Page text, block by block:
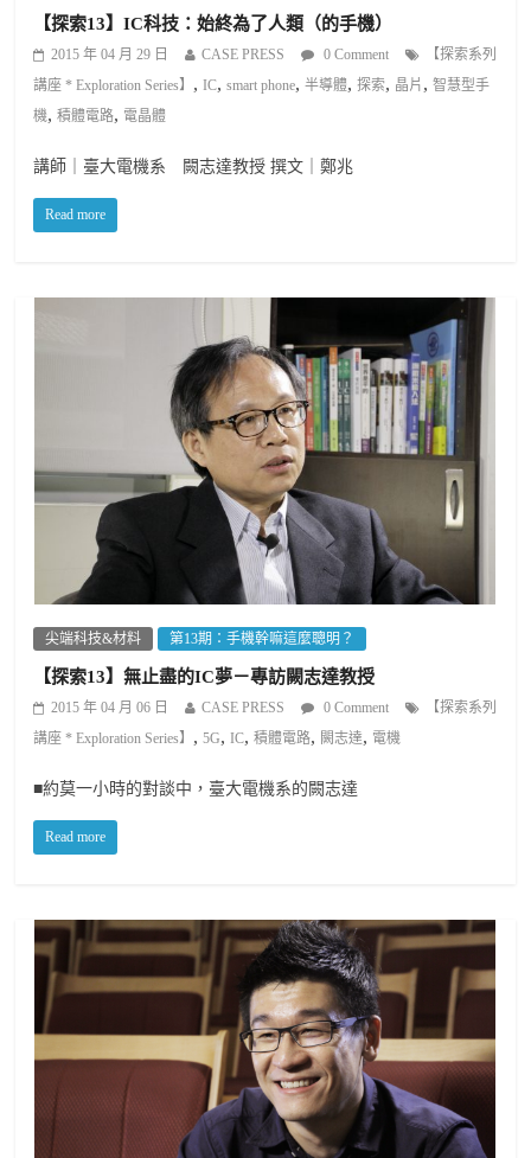
【探索13】IC科技：始終為了人類（的手機）
2015 年 04 月 29 日 CASE PRESS 0 Comment
【探索系列
講座 * Exploration Series】 ,IC,smart phone,半導體,探索, 晶片 ,智慧型手
機,積體電路, 電晶體
講師｜臺大電機系 闕志達教授 撰文｜鄭兆
Read more
尖端科技&材料 第13期：手機幹嘛這麼聰明？
【探索13】無止盡的IC夢－專訪闕志達教授
2015 年 04 月 06 日 CASE PRESS 0 Comment
【探索系列
講座 * Exploration Series】 ,5G,IC,積體電路, 闕志達, 電機
■約莫一小時的對談中，臺大電機系的闕志達
Read more